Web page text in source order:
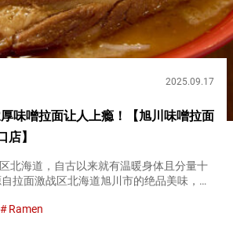
2025.09.17
味噌拉面让人上瘾！【旭川味噌拉面
店】
北海道，自古以来就有温暖身体且分量十
拉面激战区北海道旭川市的绝品美味，可
北海道的味噌拉面的特...
Ramen